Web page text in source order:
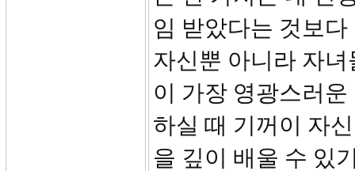
임 받았다는 것보
자신뿐 아니라 자
이 가장 영광스러
하실 때 기꺼이 자
을 깊이 배울 수 있